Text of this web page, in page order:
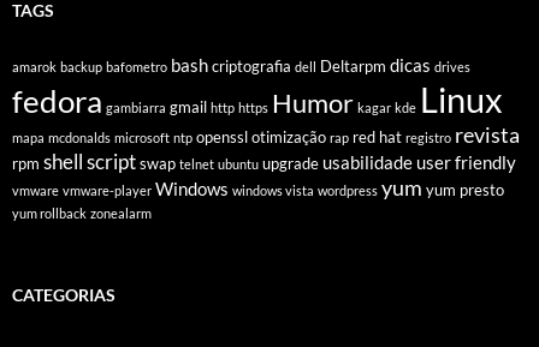
TAGS
amarok backup bafometro bashcriptografia dell Deltarpm dicas drives
fedora gambiarra gmail http https Humor kagar kde Linux
mapa mcdonalds microsoft ntp opensslotimização rap red hat registro revista
rpm shell scriptswap telnet ubuntu upgrade usabilidade user friendly
vmware vmware-player Windows windows vista wordpress yum yum presto
yum rollback zonealarm
CATEGORIAS